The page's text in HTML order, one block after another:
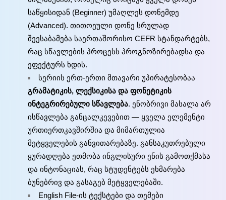
საწყისიდან (Beginner) უმაღლეს დონემდე
(Advanced). თითოეული დონე სრულად
შეესაბამება საერთაშორისო CEFR სტანდარტებს,
რაც სწავლების პროცესს პროგნოზირებადსა და
ეფექტურს ხდის.
სერიის ერთ-ერთი მთავარი უპირატესობაა
გრამატიკის, ლექსიკისა და ფონეტიკის
ინტეგრირებული სწავლება. ენობრივი მასალა არ
ისწავლება განცალკევებით — ყველა ელემენტი
ურთიერთკავშირშია და მიმართულია
მეტყველების განვითარებაზე. განსაკუთრებული
ყურადღება ეთმობა ინგლისური ენის გამოთქმასა
და ინტონაციას, რაც სტუდენტებს ეხმარება
ბუნებრივ და გასაგებ მეტყველებაში.
English File-ის ტექსტები და თემები